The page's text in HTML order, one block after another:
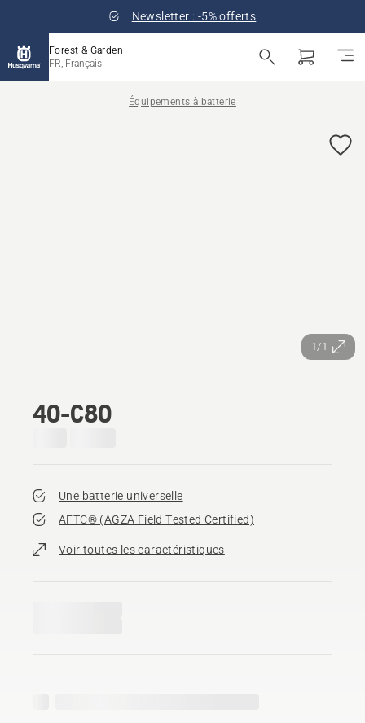
Newsletter : -5% offerts
Forest & Garden
FR, Français
Équipements à batterie
1/1
40-C80
Une batterie universelle
AFTC® (AGZA Field Tested Certified)​
Voir toutes les caractéristiques